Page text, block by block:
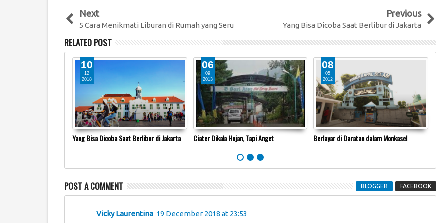
Next
5 Cara Menikmati Liburan di Rumah yang Seru
Previous
Yang Bisa Dicoba Saat Berlibur di Jakarta
RELATED POST
10
12
2018
Yang Bisa Dicoba Saat Berlibur di Jakarta
06
09
2013
Ciater Dikala Hujan, Tapi Anget
08
05
2012
Berlayar di Daratan dalam Monkasel
POST A COMMENT BLOGGER FACEBOOK
Vicky Laurentina 19 December 2018 at 23:53